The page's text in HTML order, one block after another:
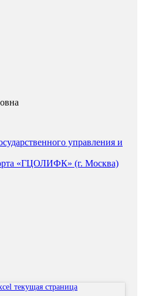
управления и
«ГЦОЛИФК» (г. Москва)
текущая страница